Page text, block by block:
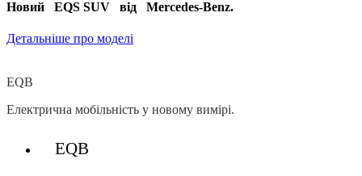
Новий EQS SUV від Mercedes-Benz.
Детальніше про моделі
EQB
Електрична мобільність у новому вимірі.
EQB